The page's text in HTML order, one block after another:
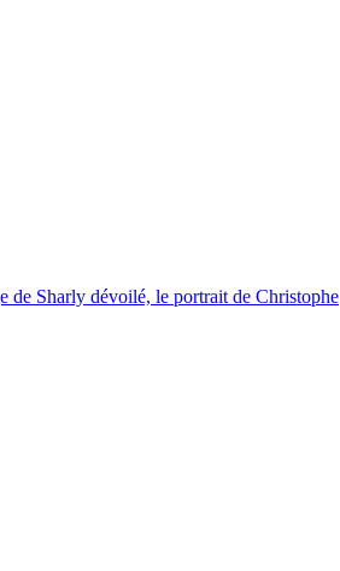
de Sharly dévoilé, le portrait de Christophe